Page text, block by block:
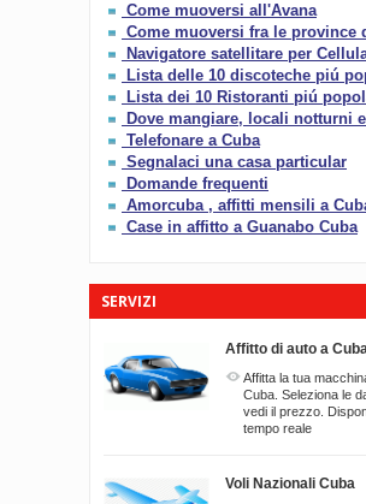
Come muoversi all'Avana
Come muoversi fra le province
Navigatore satellitare per
Lista delle 10 discoteche piú
Lista dei 10 Ristoranti piú
Dove mangiare, locali notturni
Telefonare a Cuba
Segnalaci una casa particular
Domande frequenti
Amorcuba , affitti mensili a
Case in affitto a Guanabo Cuba
SERVIZI
Affitto di auto a
Affitta la tua
Cuba. Seleziona le
vedi il prezzo.
tempo reale
Voli Nazionali Cuba